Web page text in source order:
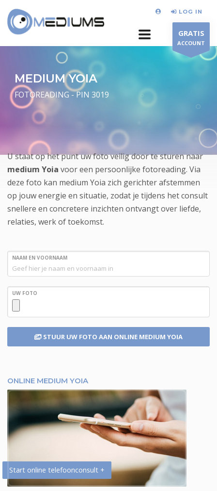
LOG IN
GRATIS
ACCOUNT
MEDIUM YOIA
FOTOREADING - PIN 3019
U staat op het punt uw foto veilig door te sturen naar
medium Yoia voor een persoonlijke fotoreading. Via
deze foto kan medium Yoia zich gerichter afstemmen
op jouw energie en situatie, zodat je tijdens het consult
snellere en concretere inzichten ontvangt over liefde,
relaties, werk of toekomst.
NAAM EN VOORNAAM
UW FOTO
STUUR UW FOTO AAN ONLINE MEDIUM YOIA
ONLINE MEDIUM YOIA
Start online telefoonconsult +